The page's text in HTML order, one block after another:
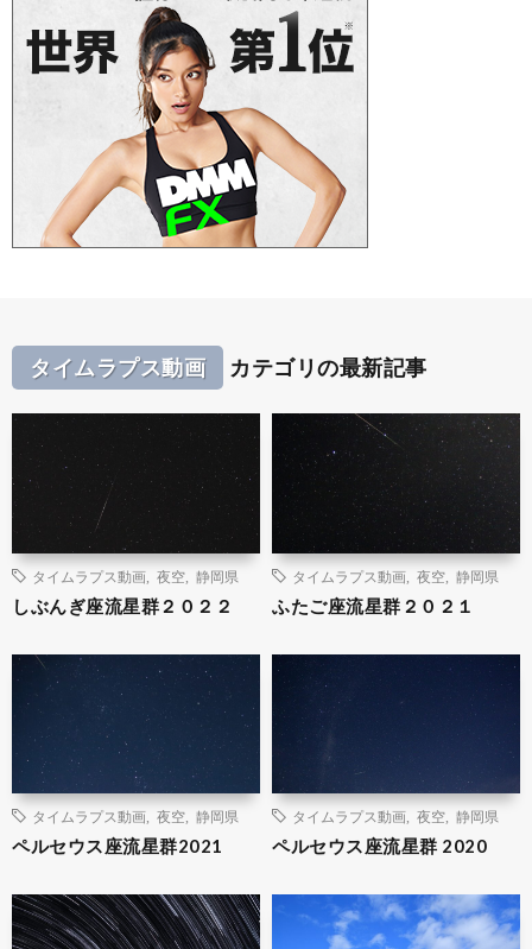
タイムラプス動画 カテゴリの最新記事
タイムラプス動画 夜空 静岡県
しぶんぎ座流星群２０２２
タイムラプス動画 夜空 静岡県
ふたご座流星群２０２１
タイムラプス動画 夜空 静岡県
ペルセウス座流星群2021
タイムラプス動画 夜空 静岡県
ペルセウス座流星群 2020